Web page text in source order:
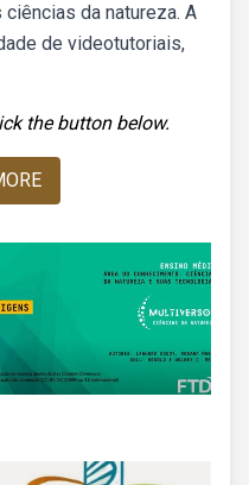
da natureza. A
de videotutoriais,
the button below.